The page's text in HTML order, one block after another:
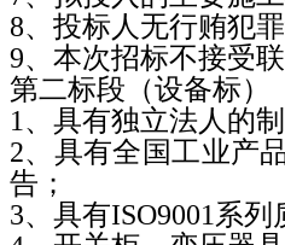
8、投标人无行贿犯罪
9、本次招标不接受联
第二标段（设备标）
1 、具有独立法人的
2、具有全国工业产
告；
3、具有ISO9001 系列